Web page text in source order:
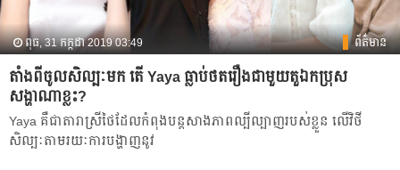
ពុធ, 31 កក្កដា 2019 03:49 ព័ត៌មាន
តាំងពីចូល​សិល្បៈមក តើ Yaya ធ្លាប់ថតរឿងជាមួយតួឯកប្រុស
សង្ហាណាខ្លះ?
Yaya គឺ​ជា​តារា​ស្រី​ថៃ​ដែល​កំពុង​បន្ត​សាង​ភាព​ល្បី​ល្បាញ​របស់​ខ្លួន​ លើ​វិថី​
សិល្បៈ​តាមរយៈ​ការ​បង្ហាញ​នូវ​